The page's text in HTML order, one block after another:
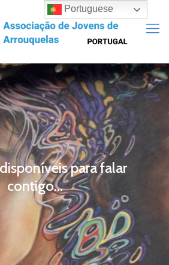
para falar
contigo...
Portuguese